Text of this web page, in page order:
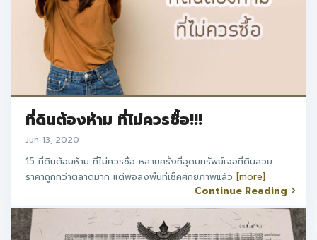
ที่ดินต้องห้าม ที่ไม่ควรซื้อ!!!
Jun 13, 2020
15 ที่ดินต้อมห้าม ที่ไม่ควรซื้อ หลายครั้งที่อุดมทรัพย์เจอที่ดินสวย
ราคาถูกกว่าตลาดมาก แต่พอลงพื้นที่เช็คศักยภาพแล้ว [more]
Continue Reading